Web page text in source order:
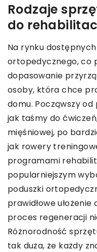
Rodzaje
do
Na rynku
ortopedycznego, co
dopasowanie
osoby, która chce
domu. Począwszy
jak taśmy do
mięśniowej, po
jak rowery
programami
popularniejszym
poduszki
prawidłowe
proces regeneracji
Różnorodność
tak duża, że każdy